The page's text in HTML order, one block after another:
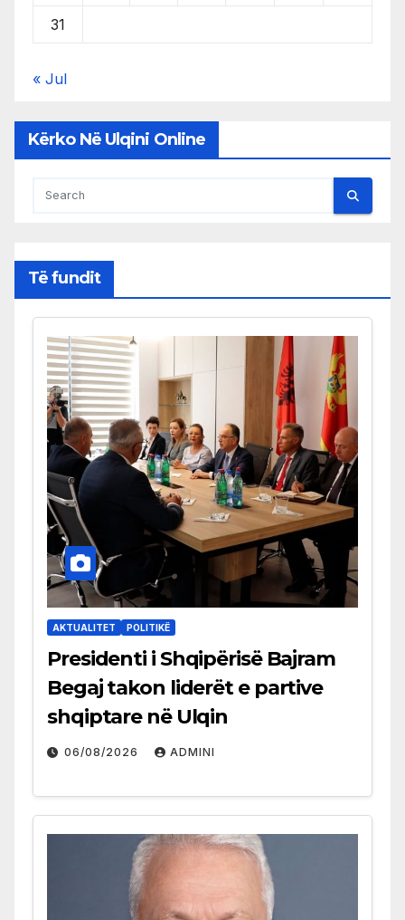
31
« Jul
Kërko Në Ulqini Online
Të fundit
AKTUALITET POLITIKË
Presidenti i Shqipërisë Bajram
Begaj takon liderët e partive
shqiptare në Ulqin
06/08/2026 ADMINI